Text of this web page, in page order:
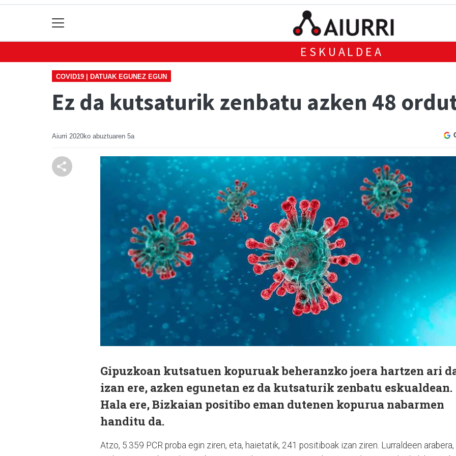
ESKUALDEA
COVID19 | DATUAK EGUNEZ EGUN
Ez da kutsaturik zenbatu azken 48
Aiurri 2020ko abuztuaren 5a
Gipuzkoan kutsatuen kopuruak beheranzko joera hartzen ari
izan ere, azken egunetan ez da kutsaturik zenbatu eskualdean.
Hala ere, Bizkaian positibo eman dutenen kopurua nabarmen
handitu da.
Atzo, 5.359 PCR proba egin ziren, eta, haietatik, 241 positiboak izan ziren. Lurraldeen arabera,